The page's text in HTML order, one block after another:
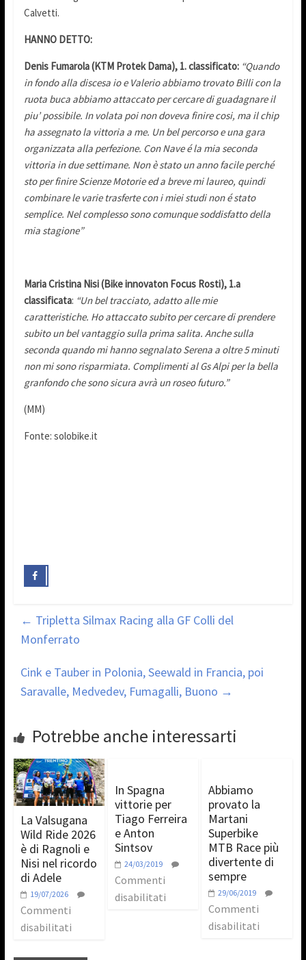
Calvetti.
HANNO DETTO:
Denis Fumarola (KTM Protek Dama), 1. classificato: “Quando
in fondo alla discesa io e Valerio abbiamo trovato Billi con la
ruota buca abbiamo attaccato per cercare di guadagnare il
piu’ possibile. In volata poi non doveva finire cosi, ma il chip
ha assegnato la vittoria a me. Un bel percorso e una gara
organizzata alla perfezione. Con Nave é la mia seconda
vittoria in due settimane. Non è stato un anno facile perché
sto per finire Scienze Motorie ed a breve mi laureo, quindi
combinare le varie trasferte con i miei studi non é stato
semplice. Nel complesso sono comunque soddisfatto della
mia stagione”
Maria Cristina Nisi (Bike innovaton Focus Rosti), 1.a
classificata: “Un bel tracciato, adatto alle mie
caratteristiche. Ho attaccato subito per cercare di prendere
subito un bel vantaggio sulla prima salita. Anche sulla
seconda quando mi hanno segnalato Serena a oltre 5 minuti
non mi sono risparmiata. Complimenti al Gs Alpi per la bella
granfondo che sono sicura avrà un roseo futuro.”
(MM)
Fonte: solobike.it
← Tripletta Silmax Racing alla GF Colli del
Monferrato
Cink e Tauber in Polonia, Seewald in Francia, poi
Saravalle, Medvedev, Fumagalli, Buono →
Potrebbe anche interessarti
La Valsugana
Wild Ride 2026
è di Ragnoli e
Nisi nel ricordo
di Adele
19/07/2026
Commenti
disabilitati
In Spagna
vittorie per
Tiago Ferreira
e Anton
Sintsov
24/03/2019
Commenti
disabilitati
Abbiamo
provato la
Martani
Superbike
MTB Race più
divertente di
sempre
29/06/2019
Commenti
disabilitati